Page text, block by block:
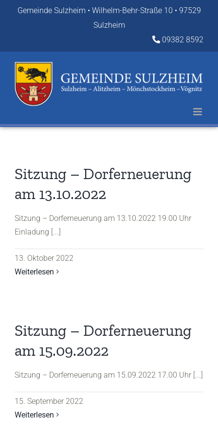
Gemeinde Sulzheim • Wilhelm-Behr-Straße 10 • 97529
Sulzheim
09382 8592
Sitzung – Dorferneuerung
am 13.10.2022
Sitzung – Dorferneuerung am 13.10.2022 19.00 Uhr
Einladung [...]
13. Oktober 2022
Weiterlesen
Sitzung – Dorferneuerung
am 15.09.2022
Sitzung – Dorferneuerung am 15.09.2022 17.00 Uhr [...]
15. September 2022
Weiterlesen